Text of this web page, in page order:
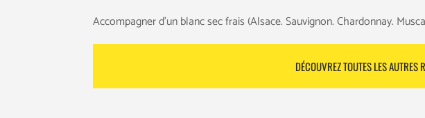
Accompagner d’un blanc sec frais (Alsace. Sauvignon. Chardonnay.
DÉCOUVREZ TOUTES LES AUTRES